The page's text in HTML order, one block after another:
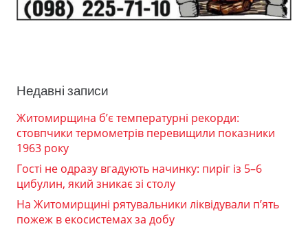
Недавні записи
Житомирщина б’є температурні рекорди:
стовпчики термометрів перевищили показники
1963 року
Гості не одразу вгадують начинку: пиріг із 5–6
цибулин, який зникає зі столу
На Житомирщині рятувальники ліквідували п’ять
пожеж в екосистемах за добу